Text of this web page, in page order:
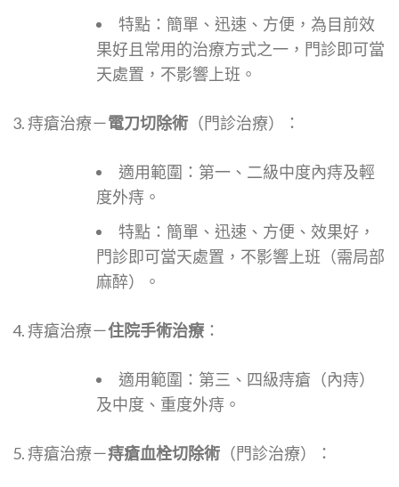
特點：簡單、迅速、方便，為目前效
果好且常用的治療方式之一，門診即可當
天處置，不影響上班。
痔瘡治療－電刀切除術 （門診治療）：
適用範圍：第一、二級中度內痔及輕
度外痔。
特點：簡單、迅速、方便、效果好，
門診即可當天處置，不影響上班（需局部
麻醉）。
痔瘡治療－住院手術治療 ：
適用範圍：第三、四級痔瘡（內痔）
及中度、重度外痔。
痔瘡治療－痔瘡血栓切除術 （門診治療）：